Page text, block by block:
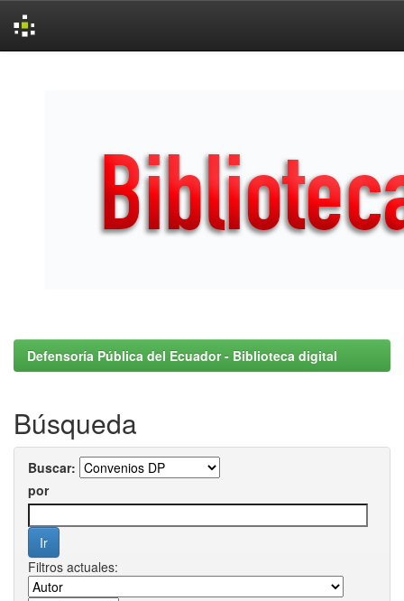
Defensoría Pública del Ecuador - Biblioteca digital
Búsqueda
Buscar:
por
Filtros actuales: